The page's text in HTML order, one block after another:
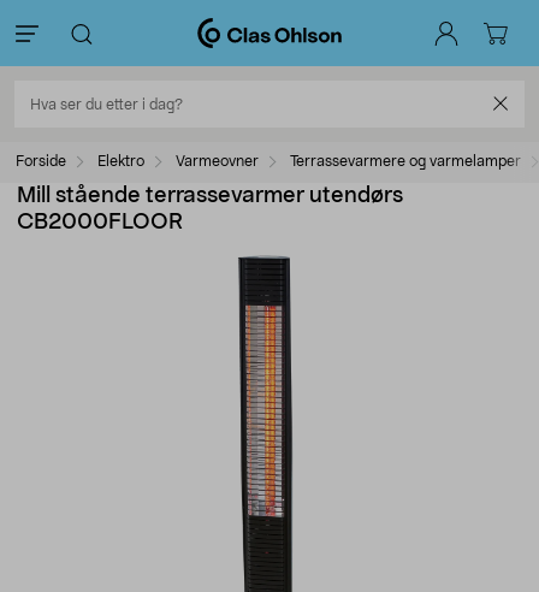
Forside Elektro Varmeovner Terrassevarmere og varmelamper
Mill stående terrassevarmer utendørs
CB2000FLOOR